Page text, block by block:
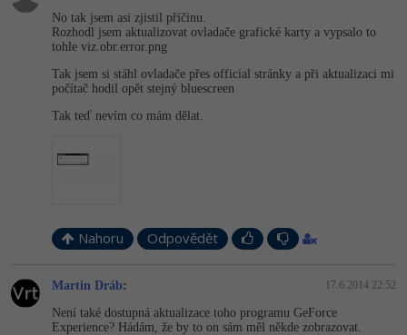
No tak jsem asi zjistil příčinu.
Rozhodl jsem aktualizovat ovladače grafické karty a vypsalo to
tohle viz.obr.error.png
Tak jsem si stáhl ovladače přes official stránky a při aktualizaci mi
počítač hodil opět stejný bluescreen
Tak teď nevím co mám dělat.
Nahoru Odpovědět
Martin Dráb: 17.6.2014 22:52
Není také dostupná aktualizace toho programu GeForce
Experience? Hádám, že by to on sám měl někde zobrazovat.